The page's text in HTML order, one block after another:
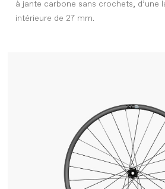
à jante carbone sans crochets, d’une
intérieure de 27 mm.